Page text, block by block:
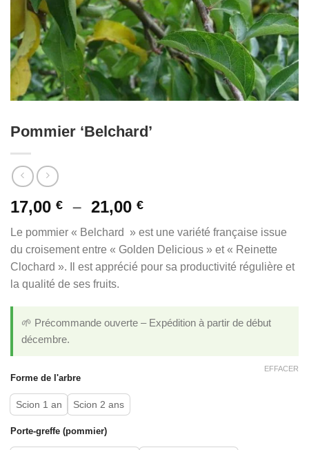
Pommier ‘Belchard’
17,00 € – 21,00 €Plage
prix :
17,00 €
à
Le pommier « Belchard » est une variété française issue
du croisement entre « Golden Delicious » et « Reinette
Clochard ». Il est apprécié pour sa productivité régulière et
la qualité de ses fruits.
🌱 Précommande ouverte – Expédition à partir de début
décembre.
Forme de l'arbre
Scion 1 an Scion 2 ans
Porte-greffe (pommier)
EFFACER